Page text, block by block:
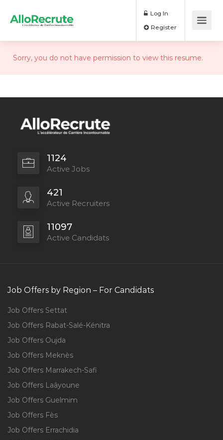
Log In
Sorry, you do not have permission to view this resume.
1124
Active Jobs
421
Active Recruiters
11097
Active Candidats
Job Offers by Region – For Candidats
Job Offers Settat
Job Offers Rabat-Salé-Kénitra
Job Offers Oujda
Job Offers Meknès
Job Offers Marrakech-Safi
Job Offers Laâyoune
Job Offers Guelmim
Job Offers Fès
Job Offers Errachidia